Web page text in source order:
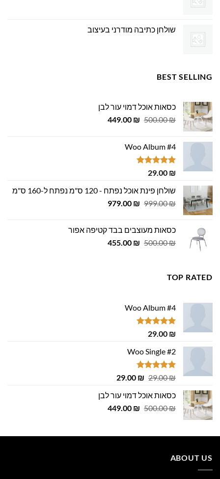
שולחן כתיבה מודרני בעיצוב
BEST SELLING
כסאות אוכל דמוי עור לבן
500.00₪
המחיר
500.00 ₪.
449.00 ₪
המחיר
Woo Album #4
דורג5.00
29.00 ₪
שולחן פינת אוכל נפתח - 120 ס"מ נפתח ל-160 ס"מ
999.00₪
המחיר
999.00 ₪.
979.00 ₪
המחיר
979.00 ₪.
כסאות מעוצבים בבד קטיפה אפור
500.00₪
המחיר
455.00 ₪
המחיר
TOP RATED
Woo Album #4
דורג5.00
29.00 ₪
Woo Single #2
דורג4.75
29.00₪
המחיר
היה:
29.00 ₪.
29.00 ₪
המחיר
הוא:
29.00 ₪.
כסאות אוכל דמוי עור לבן
500.00₪
המחיר
500.00 ₪.
449.00 ₪
המחיר
449.00 ₪.
ABOUT US